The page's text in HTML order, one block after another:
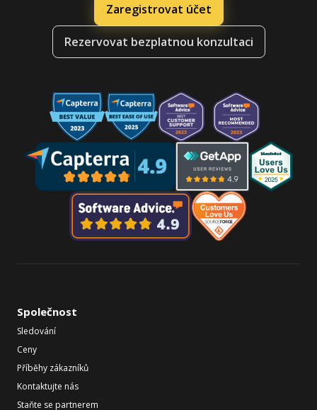
Zaregistrovat účet
Rezervovat bezplatnou konzultaci
Společnost
Sledování
Ceny
Příběhy zákazníků
Kontaktujte nás
Staňte se partnerem